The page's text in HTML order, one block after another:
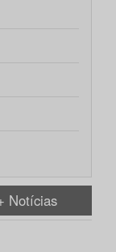
Notícias